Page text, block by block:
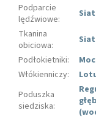
Podparcie
lędźwiowe:
Tkanina
obiciowa:
Podłokietniki:
Włókienniczy:
Poduszka
siedziska: